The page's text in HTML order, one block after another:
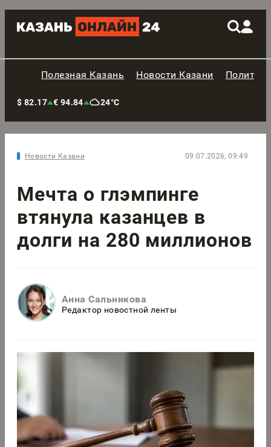
Полезная Казань Новости Казани
$ 82.17 € 94.84 24°C
Новости Казани 09.07.2026, 09:49
Мечта о глэмпинге
втянула казанцев в
долги на 280 миллионов
Анна Сальникова
Редактор новостной ленты